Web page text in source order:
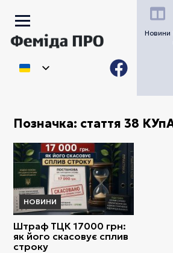
Новини
Позначка: стаття 38
НОВИНИ
Штраф ТЦК 17000 грн:
як його скасовує сплив
строку